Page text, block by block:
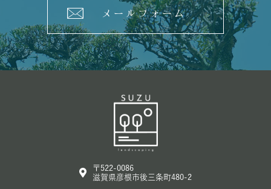
メールフォーム
〒522-0086
滋賀県彦根市後三条町480-2